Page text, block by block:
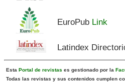
EuroPub Link
Latindex
Esta Portal de revistas es gestionado por la
Todas las revistas y sus contenidos cumplen